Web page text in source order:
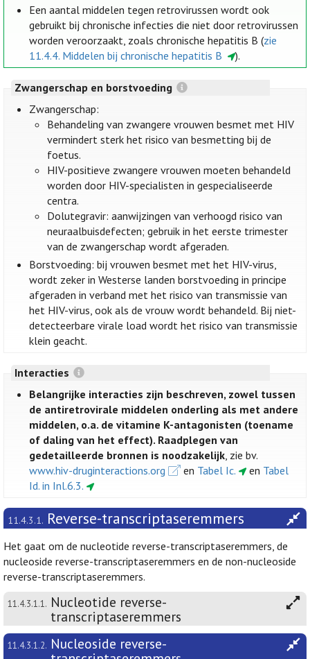
Een aantal middelen tegen retrovirussen wordt ook
gebruikt bij chronische infecties die niet door retrovirussen
worden veroorzaakt, zoals chronische hepatitis B (zie
11.4.4. Middelen bij chronische hepatitis B
).
Zwangerschap en borstvoeding
Zwangerschap:
Behandeling van zwangere vrouwen besmet met HIV
vermindert sterk het risico van besmetting bij de
foetus.
HIV-positieve zwangere vrouwen moeten behandeld
worden door HIV-specialisten in gespecialiseerde
centra.
Dolutegravir: aanwijzingen van verhoogd risico van
neuraalbuisdefecten; gebruik in het eerste trimester
van de zwangerschap wordt afgeraden.
Borstvoeding: bij vrouwen besmet met het HIV-virus,
wordt zeker in Westerse landen borstvoeding in principe
afgeraden in verband met het risico van transmissie van
het HIV-virus, ook als de vrouw wordt behandeld. Bij niet-
detecteerbare virale load wordt het risico van transmissie
klein geacht.
Interacties
Belangrijke interacties zijn beschreven, zowel tussen
de antiretrovirale middelen onderling als met andere
middelen, o.a. de vitamine K-antagonisten (toename
of daling van het effect). Raadplegen van
gedetailleerde bronnen is noodzakelijk, zie bv.
www.hiv-druginteractions.org
en Tabel Ic. en Tabel
Id. in Inl.6.3.
11.4.3.1. Reverse-transcriptaseremmers
Het gaat om de nucleotide reverse-transcriptaseremmers, de
nucleoside reverse-transcriptaseremmers en de non-nucleoside
reverse-transcriptaseremmers.
11.4.3.1.1. Nucleotide reverse-
transcriptaseremmers
11.4.3.1.2. Nucleoside reverse-